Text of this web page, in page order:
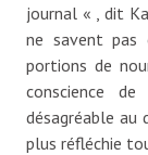
journal « , dit
ne savent
portions de
conscience
désagréable au
plus réfléchie